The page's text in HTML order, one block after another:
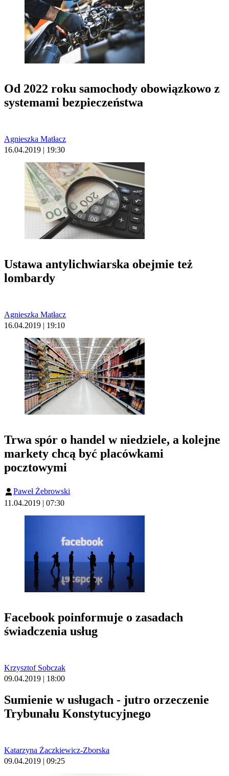
Od 2022 roku samochody obowiązkowo z
systemami bezpieczeństwa
Agnieszka Matłacz
16.04.2019 | 19:30
Ustawa antylichwiarska obejmie też
lombardy
Agnieszka Matłacz
16.04.2019 | 19:10
Trwa spór o handel w niedziele, a kolejne
markety chcą być placówkami
pocztowymi
Paweł Żebrowski
11.04.2019 | 07:30
Facebook poinformuje o zasadach
świadczenia usług
Krzysztof Sobczak
09.04.2019 | 18:00
Sumienie w usługach - jutro orzeczenie
Trybunału Konstytucyjnego
Katarzyna Żaczkiewicz-Zborska
09.04.2019 | 09:25